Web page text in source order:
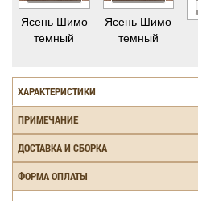
Ясень Шимо
темный
Ясень Шимо
темный
ХАРАКТЕРИСТИКИ
ПРИМЕЧАНИЕ
ДОСТАВКА И СБОРКА
ФОРМА ОПЛАТЫ